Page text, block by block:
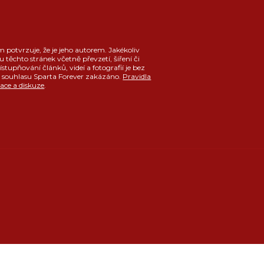
potvrzuje, že je jeho autorem. Jakékoliv
těchto stránek včetně převzetí, šíření či
článků, videí a fotografií je bez
Sparta Forever zakázáno. Pravidla
a diskuze